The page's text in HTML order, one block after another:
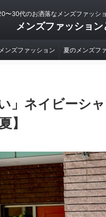
〜30代のお洒落なメンズファッシ
メンズファッショ
ンズファッション 夏のメンズフ
」ネイビーシ
】